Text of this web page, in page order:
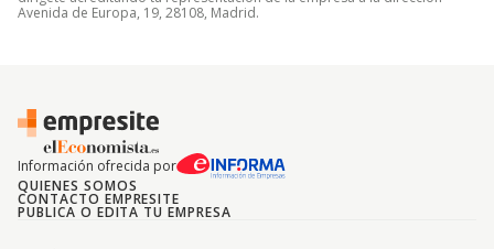
Avenida de Europa, 19, 28108, Madrid.
Información ofrecida por
QUIENES SOMOS
CONTACTO EMPRESITE
PUBLICA O EDITA TU EMPRESA